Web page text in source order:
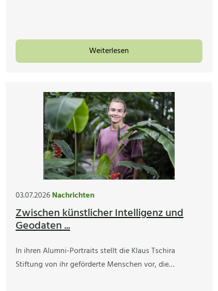
Weiterlesen
03.07.2026Nachrichten
Zwischen künstlicher Intelligenz und
Geodaten ...
In ihren Alumni-Portraits stellt die Klaus Tschira
Stiftung von ihr geförderte Menschen vor, die…